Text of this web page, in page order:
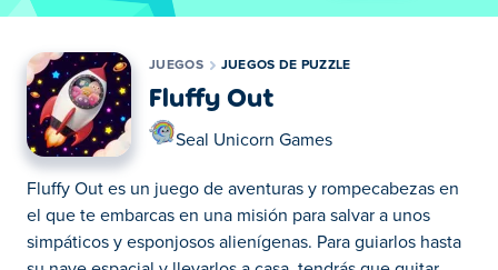
JUEGOS JUEGOS DE PUZZLE
Fluffy Out
Seal Unicorn Games
Fluffy Out es un juego de aventuras y rompecabezas en
el que te embarcas en una misión para salvar a unos
simpáticos y esponjosos alienígenas. Para guiarlos hasta